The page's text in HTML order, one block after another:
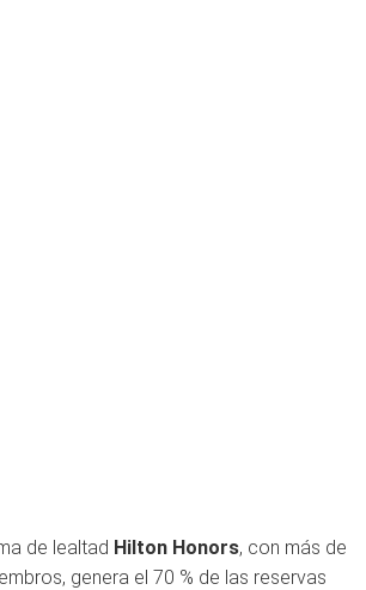
de lealtad Hilton Honors, con más de
genera el 70 % de las reservas